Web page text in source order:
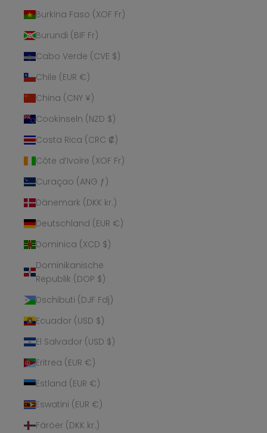
Burkina Faso (XOF Fr)
Burundi (BIF Fr)
Cabo Verde (CVE $)
Chile (EUR €)
China (CNY ¥)
Cookinseln (NZD $)
Costa Rica (CRC ₡)
Côte d’Ivoire (XOF Fr)
Curaçao (ANG ƒ)
Dänemark (DKK kr.)
Deutschland (EUR €)
Dominica (XCD $)
Dominikanische
Republik (DOP $)
Dschibuti (DJF Fdj)
Ecuador (USD $)
El Salvador (USD $)
Eritrea (EUR €)
Estland (EUR €)
Eswatini (EUR €)
Färöer (DKK kr.)